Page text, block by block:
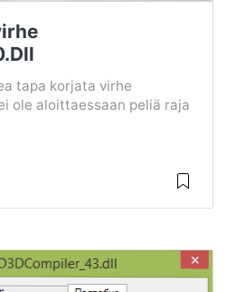
tapa korjata virhe
ole aloittaessaan peliä raja